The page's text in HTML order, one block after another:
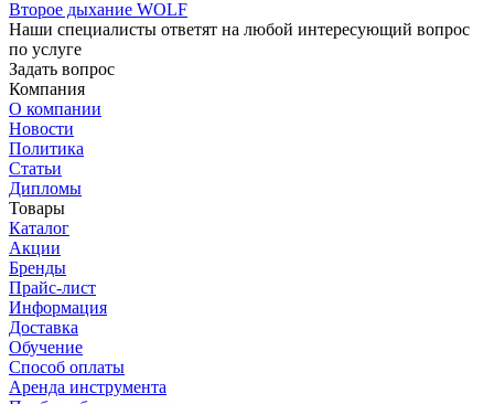
Второе дыхание WOLF
Наши специалисты ответят на любой интересующий вопрос
по услуге
Задать вопрос
Компания
О компании
Новости
Политика
Статьи
Дипломы
Товары
Каталог
Акции
Бренды
Прайс-лист
Информация
Доставка
Обучение
Способ оплаты
Аренда инструмента